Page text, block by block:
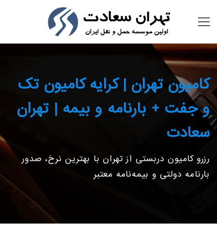
کامیون تهران | کرایه کامیون تک
و جفت + بارنامه و بیمه | تهران
سعادت
رزرو کامیون دربستی از تهران با بهترین نرخ، صدور
بارنامه دولتی و بیمه‌نامه معتبر